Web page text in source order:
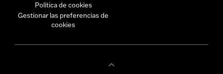
Política de cookies
Gestionar las preferencias de
cookies